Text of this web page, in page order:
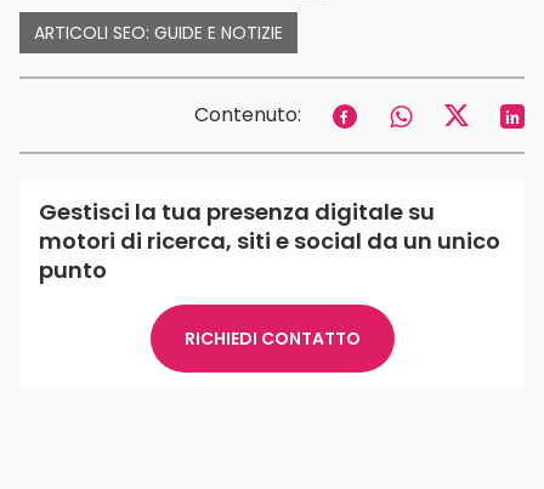
ARTICOLI SEO: GUIDE E NOTIZIE
Contenuto:
Gestisci la tua presenza digitale su
motori di ricerca, siti e social da un unico
punto
RICHIEDI CONTATTO